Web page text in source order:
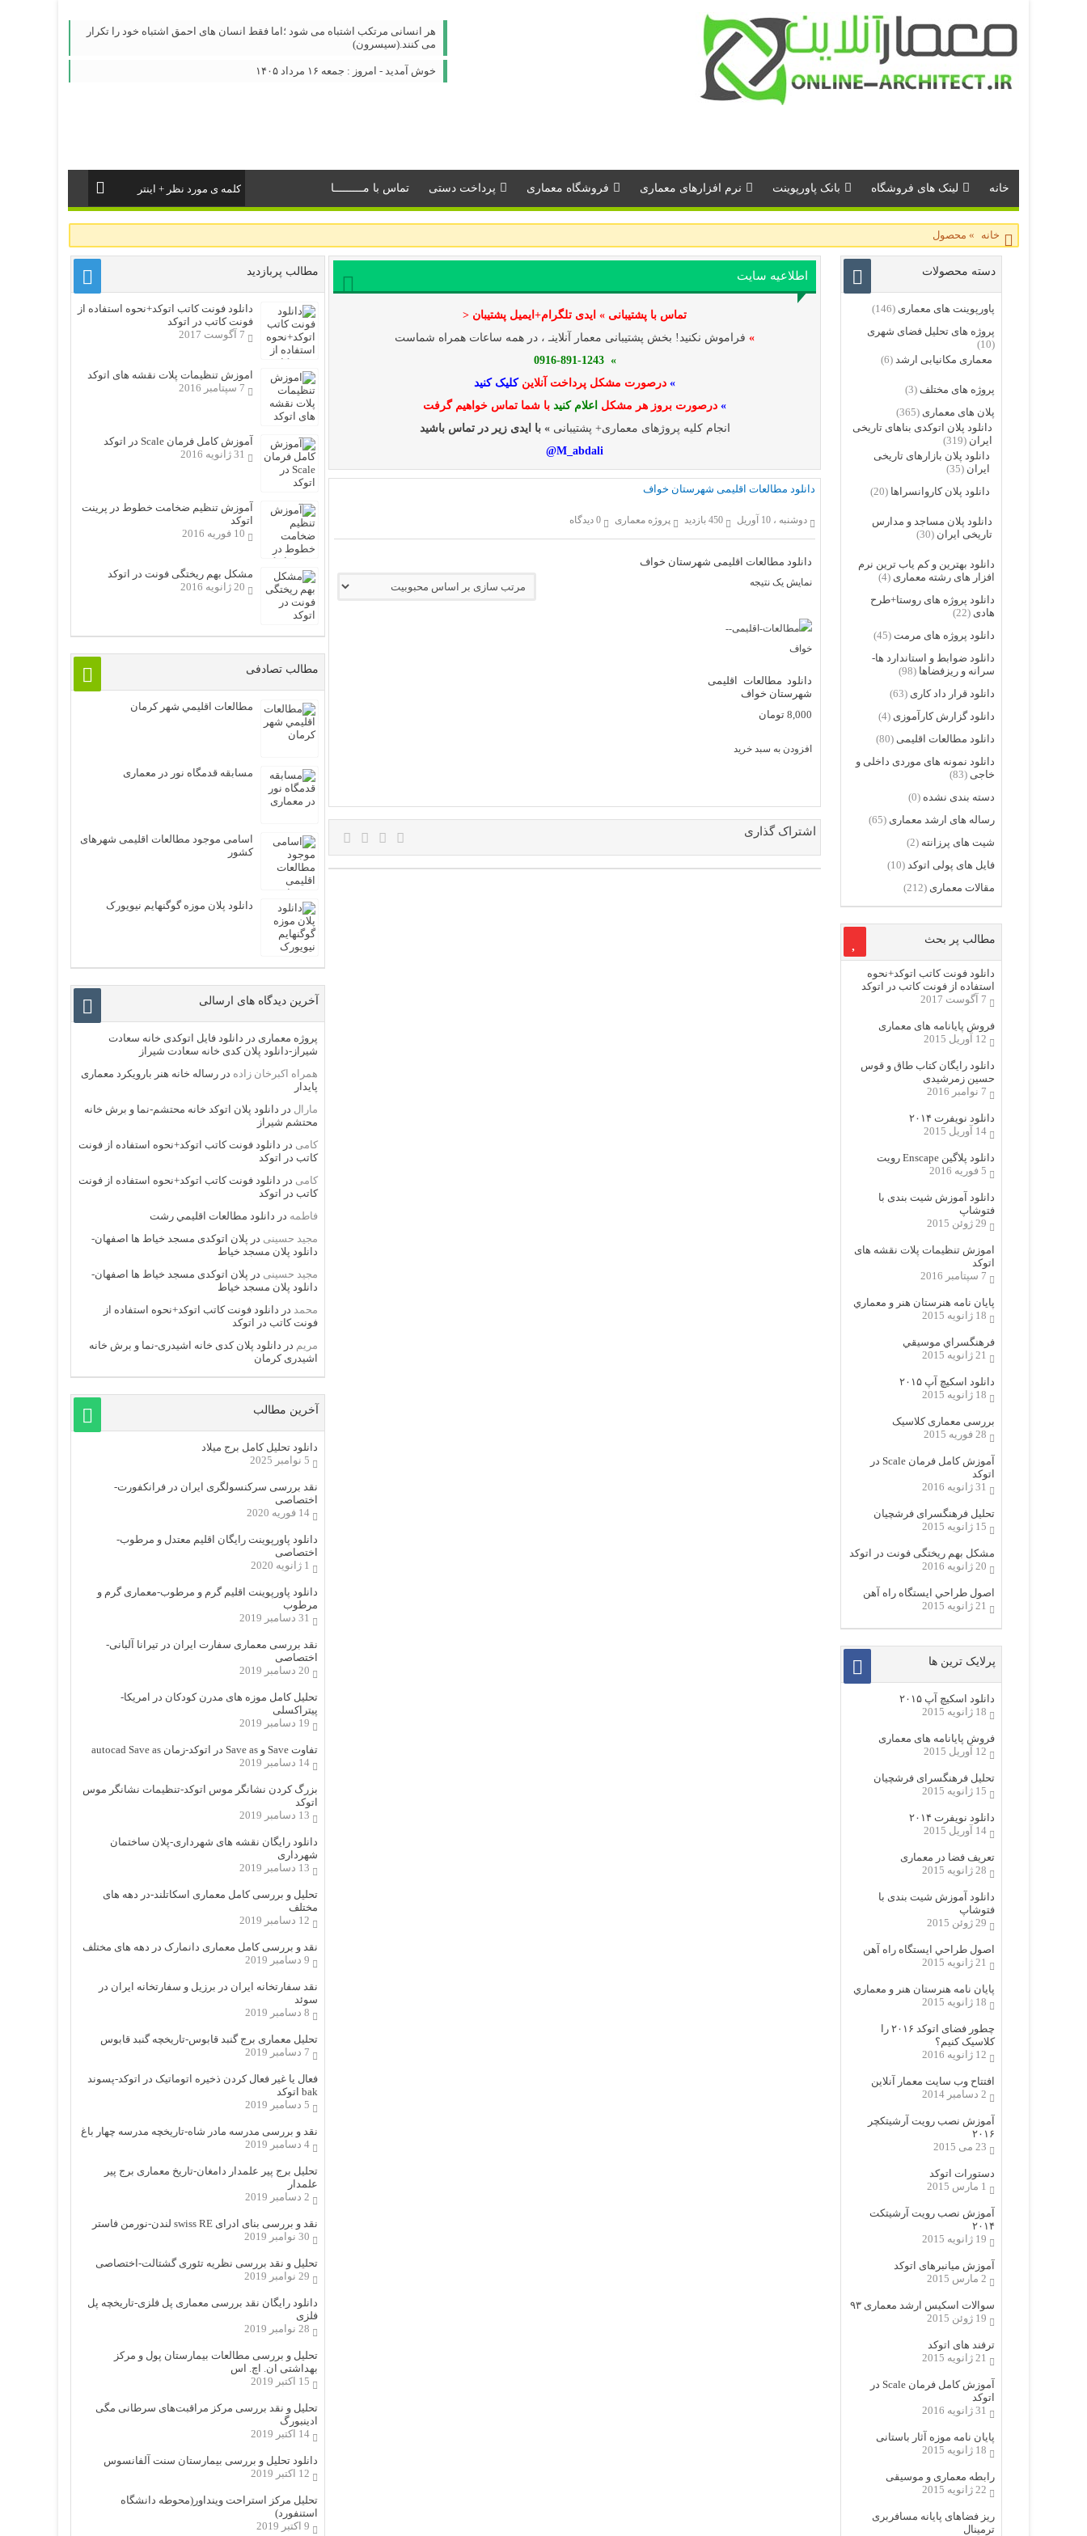
هر انسانی مرتکب اشتباه می شود ؛اما فقط انسان های احمق اشتباه خود را تکرار
می کنند.(سیسرون)
خوش آمدید - امروز : جمعه ۱۶ مرداد ۱۴۰۵
خانه لینک های فروشگاه بانک پاورپوینت نرم افزارهای معماری فروشگاه معماری پرداخت دستی تماس با مـــــــــا
خانه » محصول
اطلاعیه سایت
تماس با پشتیبانی » ایدی تلگرام+ایمیل پشتیبان <
» فراموش نکنید! بخش پشتیبانی معمار آنلاینـ ، در همه ساعات همراه شماست
» 0916-891-1243
»درصورت مشکل پرداخت آنلاینکلیک کنید
»درصورت بروز هر مشکل اعلام کنیدبا شما تماس خواهیم گرفت
انجام کلیه پروژهای معماری+ پشتیبانی» با ایدی زیر در تماس باشید
M_abdali@
دانلود مطالعات اقلیمی شهرستان خواف
دوشنبه ، 10 آوریل 450 بازدید پروژه معماری 0 دیدگاه
دانلود مطالعات اقلیمی شهرستان خواف
نمایش یک نتیجه
دانلود مطالعات اقلیمی
شهرستان خواف
8,000 تومان
افزودن به سبد خرید
اشتراک گذاری
دسته محصولات
پاورپوینت های معماری (146)
پروژه های تحلیل فضای شهری
(10)
معماری مکانیابی ارشد (6)
پروژه های مختلف (3)
پلان های معماری (365)
دانلود پلان اتوکدی بناهای تاریخی
ایران (319)
دانلود پلان بازارهای تاریخی
ایران (35)
دانلود پلان کاروانسراها (20)
دانلود پلان مساجد و مدارس
تاریخی ایران (30)
دانلود بهترین و کم یاب ترین نرم
افزار های رشته معماری (4)
دانلود پروژه های روستا+طرح
هادی (22)
دانلود پروژه های مرمت (45)
دانلود ضوابط و استاندارد ها-
سرانه و ریزفضاها (98)
دانلود قرار داد کاری (63)
دانلود گزارش کارآموزی (4)
دانلود مطالعات اقلیمی (80)
دانلود نمونه های موردی داخلی و
خاجی (83)
دسته بندی نشده (0)
رساله های ارشد معماری (65)
شیت های پرزانته (2)
فایل های پولی اتوکد (10)
مقالات معماری (212)
مطالب پر بحث
دانلود فونت کاتب اتوکد+نحوه
استفاده از فونت کاتب در اتوکد
7 آگوست 2017
فروش پایانامه های معماری
12 آوریل 2015
دانلود رایگان کتاب طاق و قوس
حسین زمرشیدی
7 نوامبر 2016
دانلود نویفرت ۲۰۱۴
14 آوریل 2015
دانلود پلاگین Enscape رویت
5 فوریه 2016
دانلود آموزش شیت بندی با
فتوشاپ
29 ژوئن 2015
اموزش تنظیمات پلات نقشه های
اتوکد
7 سپتامبر 2016
پایان نامه هنرستان هنر و معماري
18 ژانویه 2015
فرهنگسراي موسيقي
21 ژانویه 2015
دانلود اسکیچ آپ ۲۰۱۵
18 ژانویه 2015
بررسی معماری کلاسیک
28 فوریه 2015
آموزش کامل فرمان Scale در
اتوکد
31 ژانویه 2016
تحلیل فرهنگسرای فرشچیان
15 ژانویه 2015
مشکل بهم ریختگی فونت در اتوکد
20 ژانویه 2016
اصول طراحي ایستگاه راه آهن
21 ژانویه 2015
پرلایک ترین ها
دانلود اسکیچ آپ ۲۰۱۵
18 ژانویه 2015
فروش پایانامه های معماری
12 آوریل 2015
تحلیل فرهنگسرای فرشچیان
15 ژانویه 2015
دانلود نویفرت ۲۰۱۴
14 آوریل 2015
تعریف فضا در معماری
28 ژانویه 2015
دانلود آموزش شیت بندی با
فتوشاپ
29 ژوئن 2015
اصول طراحي ایستگاه راه آهن
21 ژانویه 2015
پایان نامه هنرستان هنر و معماري
18 ژانویه 2015
چطور فضای اتوکد ۲۰۱۶ را
کلاسیک کنیم؟
12 ژانویه 2016
افتتاح وب سایت معمار آنلاین
2 دسامبر 2014
آموزش نصب رویت آرشیتکچر
۲۰۱۶
23 می 2015
دستورات اتوکد
1 مارس 2015
آموزش نصب رویت آرشیتکت
۲۰۱۴
19 ژانویه 2015
آموزش میانبرهای اتوکد
2 مارس 2015
سوالات اسکیس ارشد معماری ۹۳
19 ژوئن 2015
ترفند های اتوکد
21 ژانویه 2015
آموزش کامل فرمان Scale در
اتوکد
31 ژانویه 2016
پایان نامه موزه آثار باستانی
18 ژانویه 2015
رابطه معماری و موسیقی
22 ژانویه 2015
ریز فضاهای پایانه مسافربری
ترمینال
مطالب پربازدید
دانلود فونت کاتب اتوکد+نحوه استفاده از
فونت کاتب در اتوکد
7 آگوست 2017
اموزش تنظیمات پلات نقشه های اتوکد
7 سپتامبر 2016
آموزش کامل فرمان Scale در اتوکد
31 ژانویه 2016
آموزش تنظیم ضخامت خطوط در پرینت
اتوکد
10 فوریه 2016
مشکل بهم ریختگی فونت در اتوکد
20 ژانویه 2016
مطالب تصادفی
مطالعات اقليمي شهر کرمان
مسابقه قدمگاه نور در معماری
اسامی موجود مطالعات اقلیمی شهرهای
کشور
دانلود پلان موزه گوگنهایم نیویورک
آخرین دیدگاه های ارسالی
پروژه معماری در دانلود فایل اتوکدی خانه سعادت
شیراز-دانلود پلان کدی خانه سعادت شیراز
همراه اکبرخان زاده دررساله خانه هنر بارویکرد معماری
پایدار
مارال در دانلود پلان اتوکد خانه محتشم-نما و برش خانه
محتشم شیراز
کامی در دانلود فونت کاتب اتوکد+نحوه استفاده از فونت
کاتب در اتوکد
کامی در دانلود فونت کاتب اتوکد+نحوه استفاده از فونت
کاتب در اتوکد
فاطمه در دانلود مطالعات اقليمي رشت
مجید حسینی در پلان اتوکدی مسجد خیاط ها اصفهان-
دانلود پلان مسجد خیاط
مجید حسینی در پلان اتوکدی مسجد خیاط ها اصفهان-
دانلود پلان مسجد خیاط
محمد در دانلود فونت کاتب اتوکد+نحوه استفاده از
فونت کاتب در اتوکد
مریم در دانلود پلان کدی خانه اشیدری-نما و برش خانه
اشیدری کرمان
آخرین مطالب
دانلود تحلیل کامل برج میلاد
5 نوامبر 2025
نقد بررسی سرکنسولگری ایران در فرانکفورت-
اختصاصی
14 فوریه 2020
دانلود پاورپوینت رایگان اقلیم معتدل و مرطوب-
اختصاصی
1 ژانویه 2020
دانلود پاورپوینت اقلیم گرم و مرطوب-معماری گرم و
مرطوب
31 دسامبر 2019
نقد بررسی معماری سفارت ایران در تیرانا آلبانی-
اختصاصی
20 دسامبر 2019
تحلیل کامل موزه های مدرن کودکان در امریکا-
پیتراکسلی
19 دسامبر 2019
تفاوت Save و Save as در اتوکد-زمان autocad Save as
14 دسامبر 2019
بزرگ کردن نشانگر موس اتوکد-تنظیمات نشانگر موس
اتوکد
13 دسامبر 2019
دانلود رایگان نقشه های شهرداری-پلان ساختمان
شهرداری
13 دسامبر 2019
تحلیل و بررسی کامل معماری اسکاتلند-در دهه های
مختلف
12 دسامبر 2019
نقد و بررسی کامل معماری دانمارک در دهه های مختلف
9 دسامبر 2019
نقد سفارتخانه ایران در برزیل و سفارتخانه ایران در
سوئد
8 دسامبر 2019
تحلیل معماری برج گنبد قابوس-تاریخچه گنبد قابوس
7 دسامبر 2019
فعال یا غیر فعال کردن ذخیره اتوماتیک در اتوکد-پسوند
bak اتوکد
5 دسامبر 2019
نقد و بررسی مدرسه مادر شاه-تاریخچه مدرسه چهار باغ
4 دسامبر 2019
تحلیل برج پیر علمدار دامغان-تاریخ معماری برج پیر
علمدار
2 دسامبر 2019
نقد و بررسی بنای ادرای swiss RE لندن-نورمن فاستر
30 نوامبر 2019
تحلیل و نقد بررسی نظریه تئوری گشتالت-اختصاصی
29 نوامبر 2019
دانلود رایگان نقد بررسی معماری پل فلزی-تاریخچه پل
فلزی
28 نوامبر 2019
تحلیل و بررسی مطالعات بیمارستان پول و مرکز
بهداشتی ان. اچ. اس
15 اکتبر 2019
تحلیل و نقد بررسی مرکز مراقبت‌های سرطانی مگی
ادینبورگ
14 اکتبر 2019
دانلود تحلیل و بررسی بیمارستان سنت آلفانسوس
12 اکتبر 2019
تحلیل مرکز استراحت وینداور(محوطه دانشگاه
استنفورد)
9 اکتبر 2019